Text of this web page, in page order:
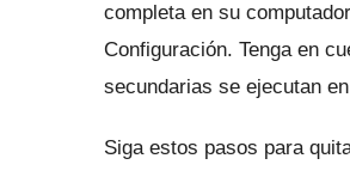
completa en su
Configuración. Tenga en
secundarias se ejecutan
Siga estos pasos para